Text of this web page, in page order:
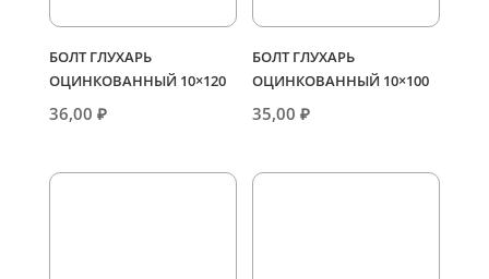
БОЛТ ГЛУХАРЬ
ОЦИНКОВАННЫЙ 10×120
36,00 ₽
БОЛТ ГЛУХАРЬ
ОЦИНКОВАННЫЙ 10×100
35,00₽